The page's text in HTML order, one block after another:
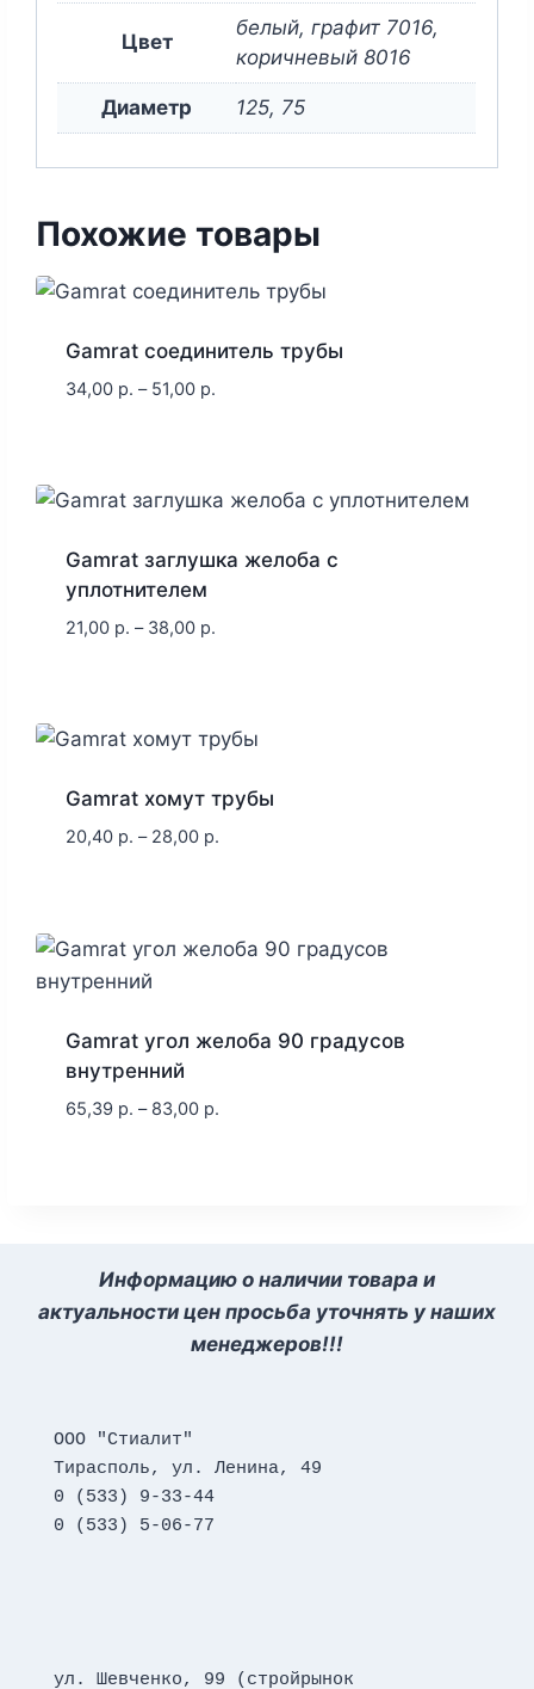
Цвет
белый, графит 7016,
коричневый 8016
Диаметр 125, 75
Похожие товары
Gamrat соединитель трубы
34,00 р. – 51,00 р.
Gamrat заглушка желоба с
уплотнителем
21,00 р. – 38,00 р.
Gamrat хомут трубы
20,40 р. – 28,00 р.
Gamrat угол желоба 90 градусов
внутренний
65,39 р. – 83,00 р.
Информацию о наличии товара и
актуальности цен просьба уточнять у наших
менеджеров!!!
ООО "Стиалит"
Тирасполь, ул. Ленина, 49
0 (533) 9-33-44
0 (533) 5-06-77
ул. Шевченко, 99 (стройрынок